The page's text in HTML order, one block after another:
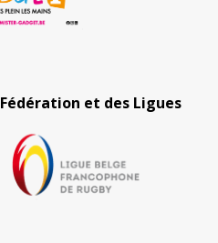
et des Ligues